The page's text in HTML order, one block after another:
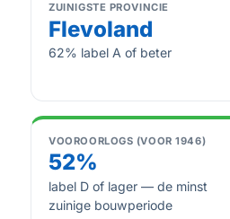
ZUINIGSTE PROVINCIE
Flevoland
62% label A of beter
VOOROORLOGS (VOOR 1946)
52%
label D of lager — de minst
zuinige bouwperiode